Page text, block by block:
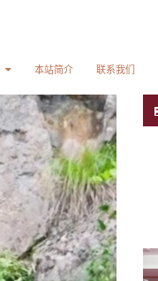
本站简介 联系我们